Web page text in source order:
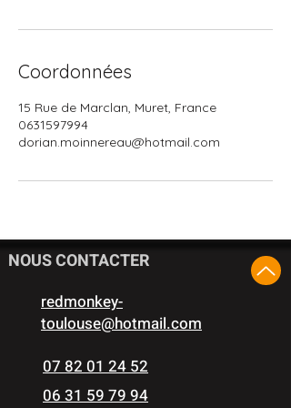
Coordonnées
15 Rue de Marclan, Muret, France
0631597994
dorian.moinnereau@hotmail.com
NOUS CONTACTER
redmonkey-
toulouse@hotmail.com
07 82 01 24 52
06 31 59 79 94